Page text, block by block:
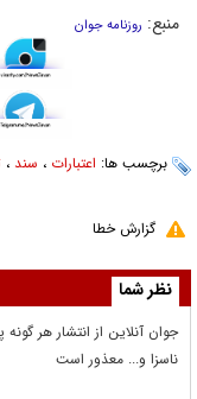
منبع: روزنامه جوان
برچسب ها: اعتبارات ، سند ،
گزارش خطا
نظر شما
جوان آنلاين از انتشار هر
ناسزا و... معذور است